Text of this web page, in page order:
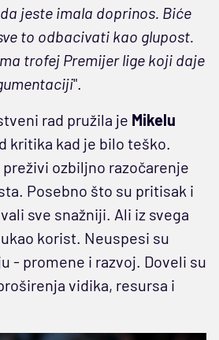
jeste imala doprinos. Biće
to odbacivati kao glupost.
trofej Premijer lige koji daje
".
rad pružila je Mikelu
kritika kad je bilo teško.
ozbiljno razočarenje
Posebno što su pritisak i
sve snažniji. Ali iz svega
korist. Neuspesi su
- promene i razvoj. Doveli su
vidika, resursa i